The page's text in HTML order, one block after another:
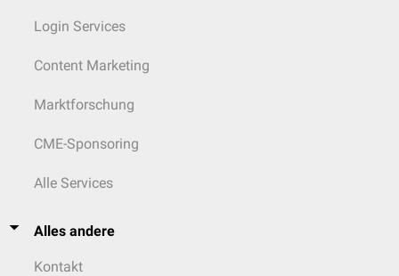
Login Services
Content Marketing
Marktforschung
CME-Sponsoring
Alle Services
Alles andere
Kontakt